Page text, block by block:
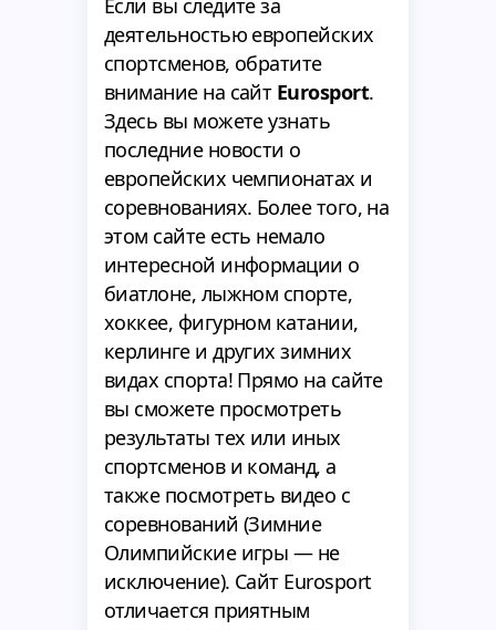
Если вы следите за
деятельностью европейских
спортсменов, обратите
внимание на сайт Eurosport.
Здесь вы можете узнать
последние новости о
европейских чемпионатах и
соревнованиях. Более того, на
этом сайте есть немало
интересной информации о
биатлоне, лыжном спорте,
хоккее, фигурном катании,
керлинге и других зимних
видах спорта! Прямо на сайте
вы сможете просмотреть
результаты тех или иных
спортсменов и команд, а
также посмотреть видео с
соревнований (Зимние
Олимпийские игры — не
исключение). Сайт Eurosport
отличается приятным